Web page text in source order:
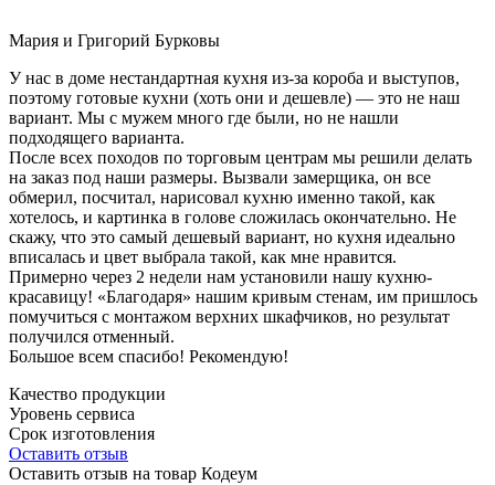
Мария и Григорий Бурковы
У нас в доме нестандартная кухня из-за короба и выступов,
поэтому готовые кухни (хоть они и дешевле) — это не наш
вариант. Мы с мужем много где были, но не нашли
подходящего варианта.
После всех походов по торговым центрам мы решили делать
на заказ под наши размеры. Вызвали замерщика, он все
обмерил, посчитал, нарисовал кухню именно такой, как
хотелось, и картинка в голове сложилась окончательно. Не
скажу, что это самый дешевый вариант, но кухня идеально
вписалась и цвет выбрала такой, как мне нравится.
Примерно через 2 недели нам установили нашу кухню-
красавицу! «Благодаря» нашим кривым стенам, им пришлось
помучиться с монтажом верхних шкафчиков, но результат
получился отменный.
Большое всем спасибо! Рекомендую!
Качество продукции
Уровень сервиса
Срок изготовления
Оставить отзыв
Оставить отзыв на товар Кодеум